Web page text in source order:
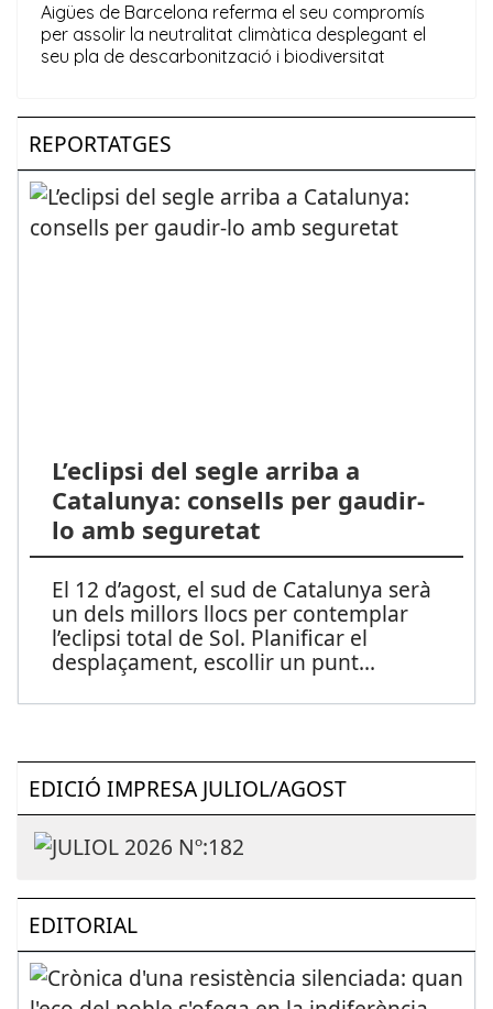
REPORTATGES
L’eclipsi del segle arriba a
Catalunya: consells per gaudir-
lo amb seguretat
El 12 d’agost, el sud de Catalunya serà
un dels millors llocs per contemplar
l’eclipsi total de Sol. Planificar el
desplaçament, escollir un punt...
EDICIÓ IMPRESA JULIOL/AGOST
EDITORIAL